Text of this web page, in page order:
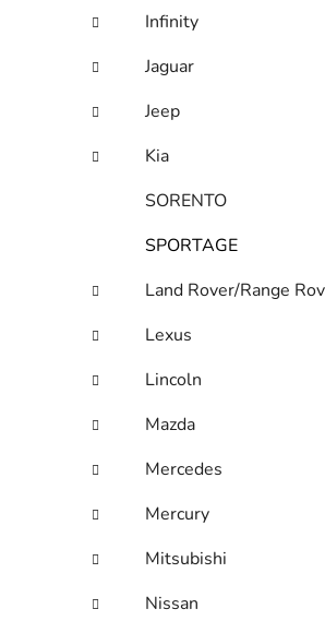
Infinity
Jaguar
Jeep
Kia
SORENTO
SPORTAGE
Land Rover/Range
Lexus
Lincoln
Mazda
Mercedes
Mercury
Mitsubishi
Nissan